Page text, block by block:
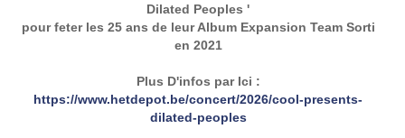
Dilated Peoples '
pour feter les 25 ans de leur Album Expansion Team Sorti
en 2021
Plus D'infos par Ici :
https://www.hetdepot.be/concert/2026/cool-presents-
dilated-peoples